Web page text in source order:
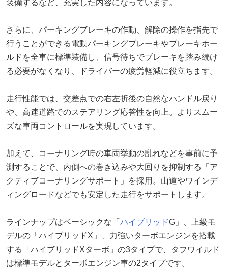
装備するなど、充実した内容になっています。
さらに、パーキングブレーキの作動、解除の操作を指先で
行うことができる電動パーキングブレーキやブレーキホー
ルドを全車に標準装備し、信号待ちでブレーキを踏み続け
る必要がなくなり、ドライバーの疲労軽減に役立ちます。
走行性能では、交差点での右左折後の自然なハンドル戻り
や、高速道路でのステアリング応答性を向上。よりスムー
ズな車両コントロールを実現しています。
加えて、コーナリング時の車両挙動の乱れなどを事前に予
測することで、内側への巻き込みや大回りを抑制する「ア
クティブコーナリングサポート」を採用。山道やワインデ
ィングロードなどでも安定した走行をサポートします。
ラインナップはベーシックな「 ハイブリッドG」、上級モ
デルの「ハイブリッドX」、力強いターボエンジンを搭載
する「ハイブリッドXターボ」の3タイプで、タフワイルド
は標準モデルとターボエンジン車の2タイプです。